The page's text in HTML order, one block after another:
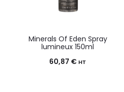
Minerals Of Eden Spray
lumineux 150ml
60,87 € HT